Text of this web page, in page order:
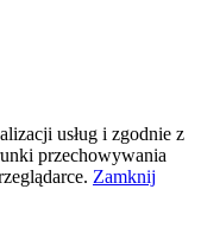
usług i zgodnie z
przechowywania
Zamknij